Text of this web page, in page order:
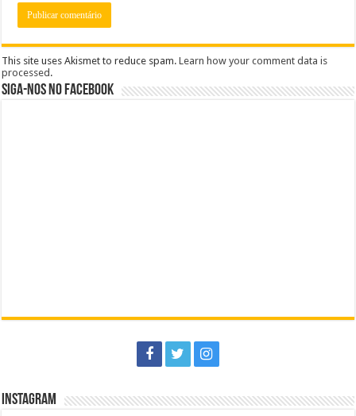
This site uses Akismet to reduce spam.Learn how your comment data is
processed .
Siga-nos no Facebook
Instagram